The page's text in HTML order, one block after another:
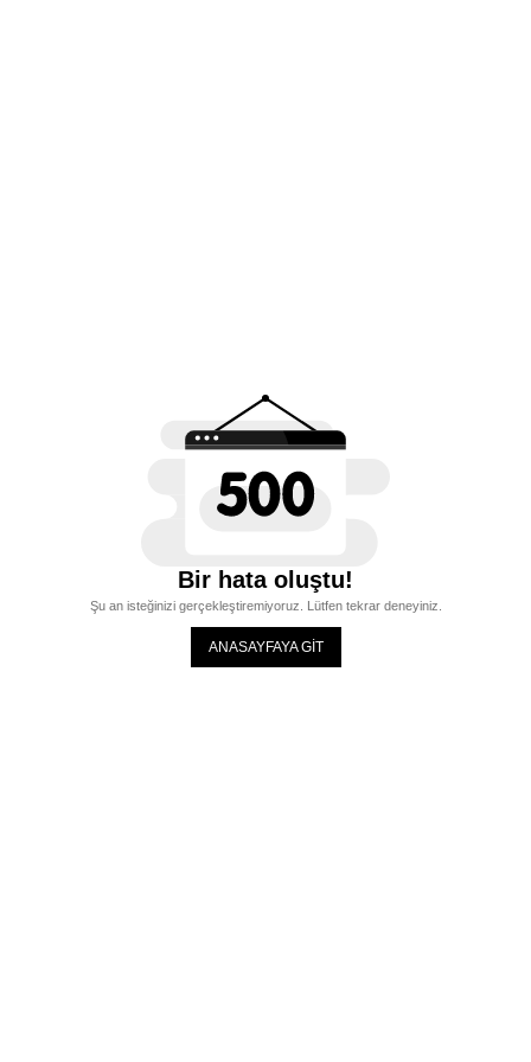
Bir hata oluştu!
Şu an isteğinizi gerçekleştiremiyoruz. Lütfen tekrar deneyiniz.
ANASAYFAYA GİT